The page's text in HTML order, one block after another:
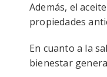
Además, el
propiedades
En cuanto a la
bienestar